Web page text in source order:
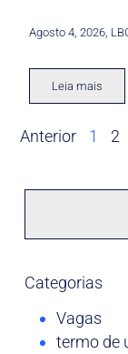
Agosto 4, 2026
Leia mais
Anterior 1 2
Categorias
Vagas
termo de